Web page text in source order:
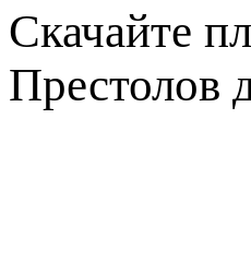
Скачайте
Престолов